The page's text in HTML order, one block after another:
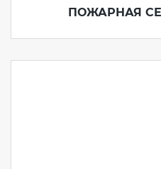
ПОЖАРНАЯ